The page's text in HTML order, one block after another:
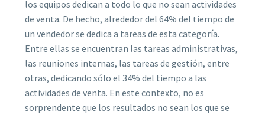
los equipos dedican a todo lo que no sean actividades
de venta. De hecho, alrededor del 64% del tiempo de
un vendedor se dedica a tareas de esta categoría.
Entre ellas se encuentran las tareas administrativas,
las reuniones internas, las tareas de gestión, entre
otras, dedicando sólo el 34% del tiempo a las
actividades de venta. En este contexto, no es
sorprendente que los resultados no sean los que se